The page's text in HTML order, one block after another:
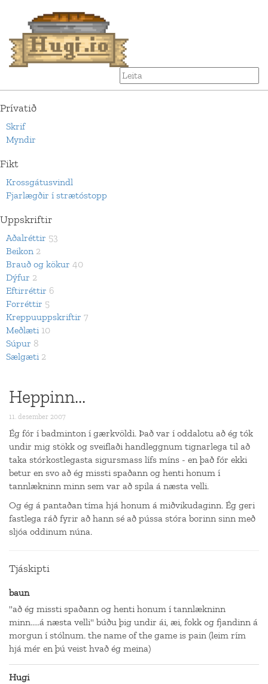
Prívatið
Skrif
Myndir
Fikt
Krossgátusvindl
Fjarlægðir í strætóstopp
Uppskriftir
Aðalréttir 53
Beikon 2
Brauð og kökur 40
Dýfur 2
Eftirréttir 6
Forréttir 5
Kreppuuppskriftir 7
Meðlæti 10
Súpur 8
Sælgæti 2
Heppinn...
11. desember 2007
Ég fór í badminton í gærkvöldi. Það var í oddalotu að ég tók
undir mig stökk og sveiflaði handleggnum tignarlega til að
taka stórkostlegasta sigursmass lífs míns - en það fór ekki
betur en svo að ég missti spaðann og henti honum í
tannlækninn minn sem var að spila á næsta velli.
Og ég á pantaðan tíma hjá honum á miðvikudaginn. Ég geri
fastlega ráð fyrir að hann sé að pússa stóra borinn sinn með
sljóa oddinum núna.
Tjáskipti
baun
"að ég missti spaðann og henti honum í tannlækninn
minn.....á næsta velli" búðu þig undir ái, æi, fokk og fjandinn á
morgun í stólnum. the name of the game is pain (leim rím
hjá mér en þú veist hvað ég meina)
Hugi